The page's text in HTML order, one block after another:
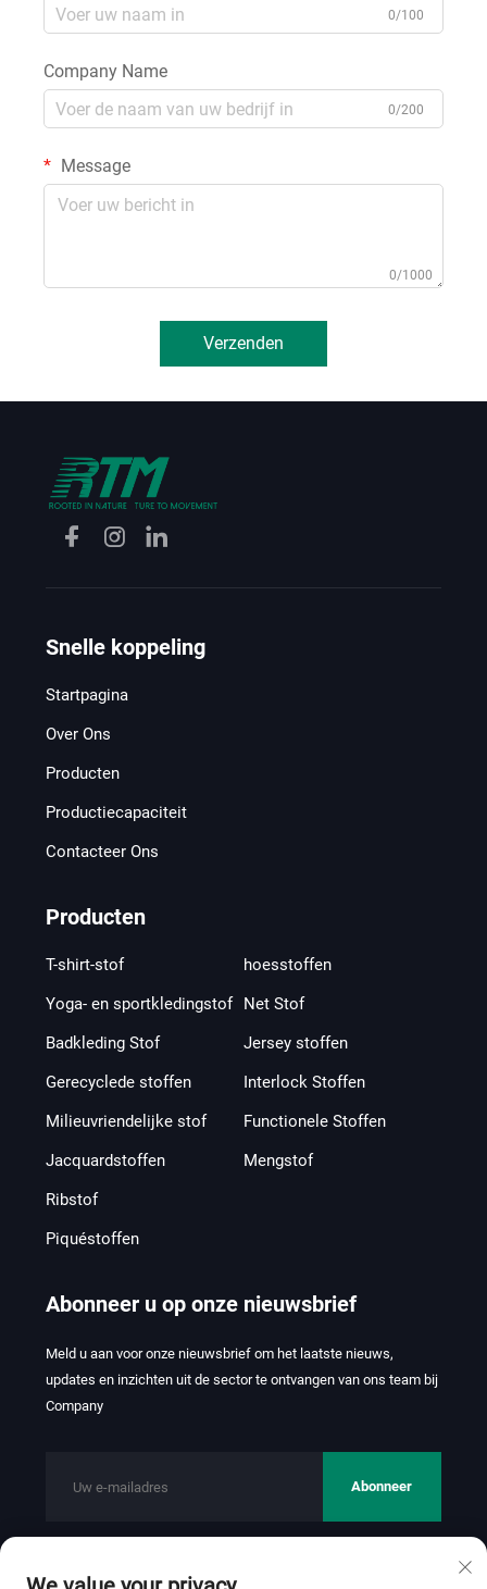
0/100
Company Name
0/200
Message
0/1000
Verzenden
Snelle koppeling
Startpagina
Over Ons
Producten
Productiecapaciteit
Contacteer Ons
Producten
T-shirt-stof
Yoga- en sportkledingstof
Badkleding Stof
Gerecyclede stoffen
hoesstoffen
Net Stof
Jersey stoffen
Interlock Stoffen
Milieuvriendelijke stof
Jacquardstoffen
Ribstof
Piquéstoffen
Functionele Stoffen
Mengstof
Abonneer u op onze nieuwsbrief
Meld u aan voor onze nieuwsbrief om het laatste nieuws,
updates en inzichten uit de sector te ontvangen van ons team bij
Company
Abonneer